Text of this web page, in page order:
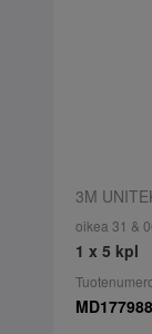
3M
oikea 31 &
1 x 5 kpl
MD177988